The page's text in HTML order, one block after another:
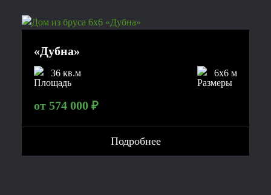
«Дубна»
36 кв.м 6x6 м
от 574 000 ₽
Подробнее